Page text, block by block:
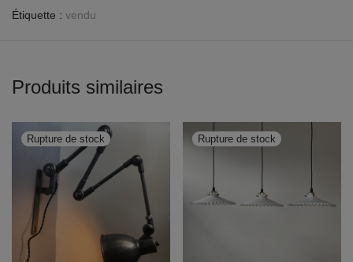
Étiquette : vendu
Produits similaires